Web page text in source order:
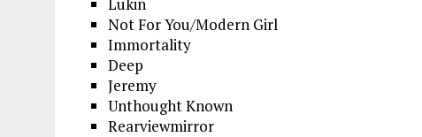
Not For You/Modern Girl
Immortality
Deep
Jeremy
Unthought Known
Rearviewmirror